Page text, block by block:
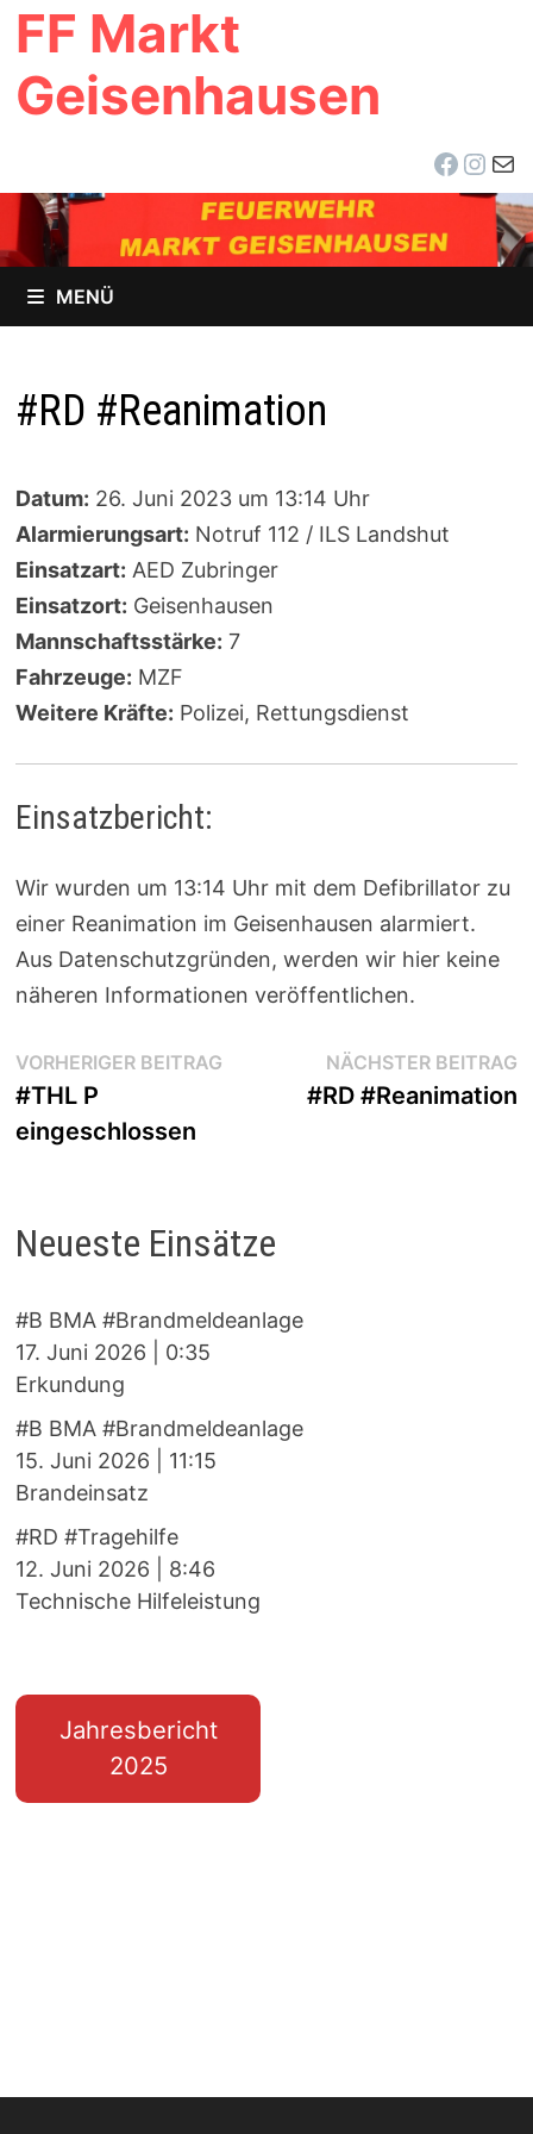
Zum
Inhalt
springen
FF Markt
Geisenhausen
E-
MENÜ
#RD #Reanimation
Datum: 26. Juni 2023 um 13:14 Uhr
Alarmierungsart: Notruf 112 / ILS Landshut
Einsatzart: AED Zubringer
Einsatzort: Geisenhausen
Mannschaftsstärke: 7
Fahrzeuge: MZF
Weitere Kräfte: Polizei, Rettungsdienst
Einsatzbericht:
Wir wurden um 13:14 Uhr mit dem Defibrillator zu
einer Reanimation im Geisenhausen alarmiert.
Aus Datenschutzgründen, werden wir hier keine
näheren Informationen veröffentlichen.
Beitragsnavigation
VORHERIGER BEITRAGVorheriger
#THL P
eingeschlossen
NÄCHSTER BEITRAG
#RD #Reanimation
Neueste Einsätze
#B BMA #Brandmeldeanlage
17. Juni 2026
0:35
Erkundung
#B BMA #Brandmeldeanlage
15. Juni 2026
11:15
Brandeinsatz
#RD #Tragehilfe
12. Juni 2026
8:46
Technische Hilfeleistung
Jahresbericht
2025